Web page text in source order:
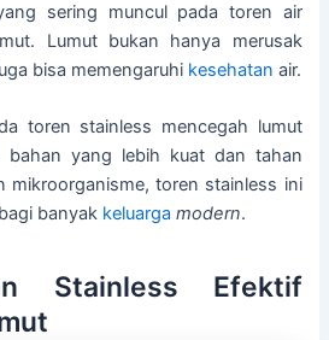
sering muncul pada toren air
Lumut bukan hanya merusak
bisa memengaruhi kesehatan air.
toren stainless mencegah lumut
bahan yang lebih kuat dan tahan
mikroorganisme, toren stainless ini
bagi banyak keluarga modern.
Stainless Efektif